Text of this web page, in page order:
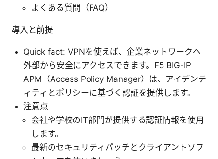
よくある質問（FAQ）
導入と前提
Quick fact: VPNを使えば、企業ネットワークへ
外部から安全にアクセスできます。F5 BIG-IP
APM（Access Policy Manager）は、アイデンテ
ィティとポリシーに基づく認証を提供します。
注意点
会社や学校のIT部門が提供する認証情報を使用
します。
最新のセキュリティパッチとクライアントソフ